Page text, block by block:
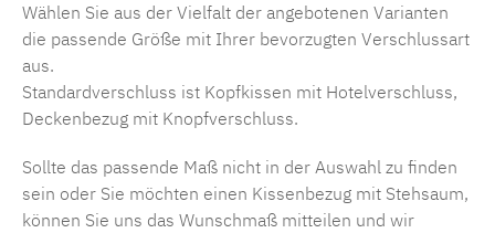
Wählen Sie aus der Vielfalt der angebotenen Varianten
die passende Größe mit Ihrer bevorzugten Verschlussart
aus.
Standardverschluss ist Kopfkissen mit Hotelverschluss,
Deckenbezug mit Knopfverschluss.
Sollte das passende Maß nicht in der Auswahl zu finden
sein oder Sie möchten einen Kissenbezug mit Stehsaum,
können Sie uns das Wunschmaß mitteilen und wir